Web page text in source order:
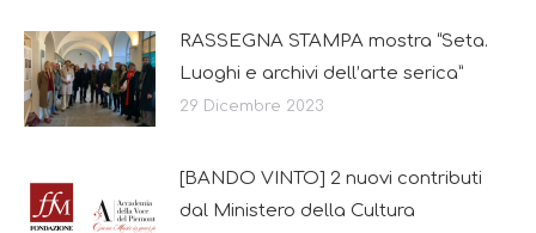
RASSEGNA STAMPA mostra “Seta.
Luoghi e archivi dell’arte serica”
29 Dicembre 2023
[BANDO VINTO] 2 nuovi contributi
dal Ministero della Cultura